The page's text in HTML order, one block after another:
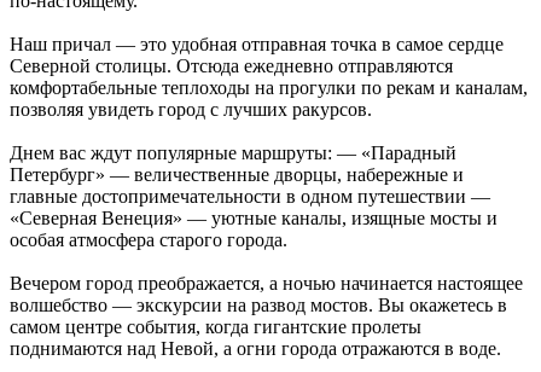
Наш причал — это удобная отправная точка в самое сердце
Северной столицы. Отсюда ежедневно отправляются
комфортабельные теплоходы на прогулки по рекам и каналам,
позволяя увидеть город с лучших ракурсов.
Днем вас ждут популярные маршруты: — «Парадный
Петербург» — величественные дворцы, набережные и
главные достопримечательности в одном путешествии —
«Северная Венеция» — уютные каналы, изящные мосты и
особая атмосфера старого города.
Вечером город преображается, а ночью начинается настоящее
волшебство — экскурсии на развод мостов. Вы окажетесь в
самом центре события, когда гигантские пролеты
поднимаются над Невой, а огни города отражаются в воде.